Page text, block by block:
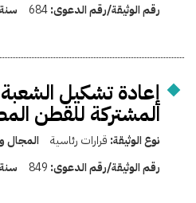
رقم الوثيقة/رقم الدعوى:684
إعادة تشكيل
المشتركة للقطن
نوع الوثيقة: قرارات رئاسية المجال
رقم الوثيقة/رقم الدعوى: 849